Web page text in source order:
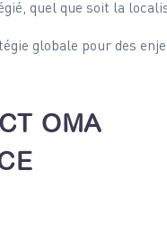
quel que soit la
globale pour des
OMA